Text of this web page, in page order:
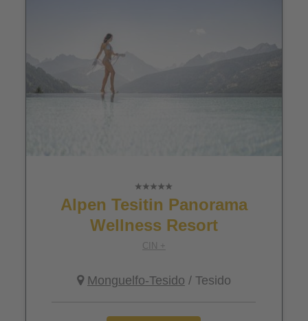
Alpen Tesitin Panorama
Wellness Resort
CIN +
Monguelfo-Tesido / Tesido